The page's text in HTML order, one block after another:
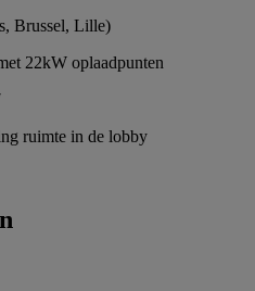
Brussel, Lille)
22kW oplaadpunten
ruimte in de lobby